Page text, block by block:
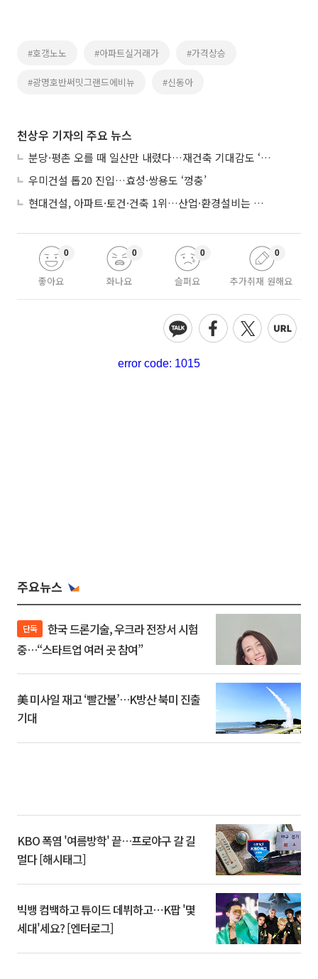
#호갱노노 #아파트실거래가 #가격상승
#광명호반써밋그랜드에비뉴 #신동아
천상우 기자의 주요 뉴스
분당·평촌 오를 때 일산만 내렸다…재건축 기대감도 ‘무색’
우미건설 톱20 진입…효성·쌍용도 ‘껑충’
현대건설, 아파트·토건·건축 1위…산업·환경설비는 삼성E&A
좋아요
0
화나요
0
슬퍼요
0
추가취재 원해요
0
주요뉴스
단독
중…“스타트업 여러 곳 참여”
美 미사일 재고 ‘빨간불’…K방산 북미 진출
기대
KBO 폭염 '여름방학' 끝…프로야구 갈 길
멀다 [해시태그]
빅뱅 컴백하고 튜이드 데뷔하고⋯K팝 '몇
세대'세요? [엔터로그]